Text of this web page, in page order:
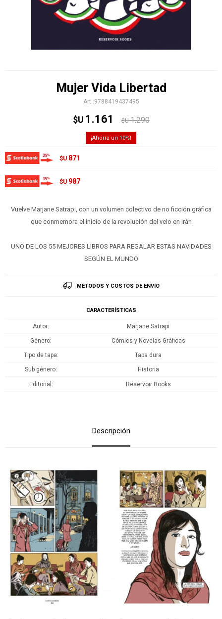
Mujer Vida Libertad
9788419437495
$U 1.161 $U 1.290
10
$U 871
$U 987
Vuelve Marjane Satrapi, con un volumen colectivo de no ficción gráfica
que conmemora el inicio de la revolución del velo en Irán
UNO DE LOS 55 MEJORES LIBROS PARA REGALAR ESTAS NAVIDADES
SEGÚN EL MUNDO
MÉTODOS Y COSTOS DE ENVÍO
CARACTERÍSTICAS
Autor Marjane Satrapi
Género Cómics y Novelas Gráficas
Tipo de tapa Tapa dura
Sub género Historia
Editorial Reservoir Books
Descripción